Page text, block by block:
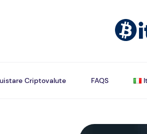
Criptovalute FAQS